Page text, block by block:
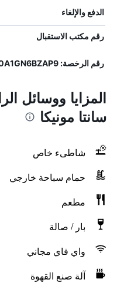
الدفع والإلغاء
رقم مكتب الاستقبال
رقم الرخصة: IT102030A1GN6BZAP9
المزايا ووسائل
سانتا مونيكا
شاطىء خاص
حمام سباحة خارجي
مطعم
بار / صالة
واي فاي مجاني
آلة صنع القهوة